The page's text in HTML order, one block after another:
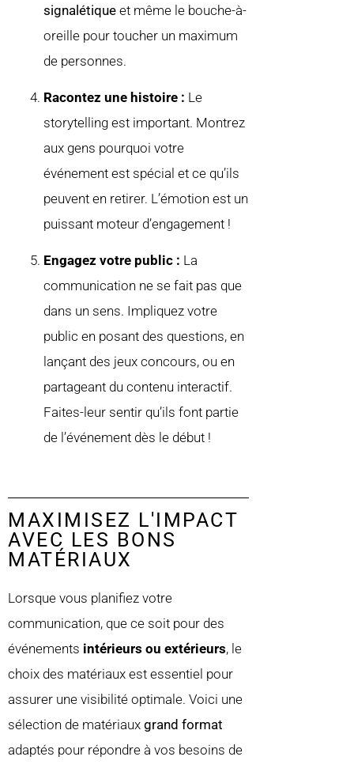
signalétique et même le bouche-à-
oreille pour toucher un maximum
de personnes.
Racontez une histoire : Le
storytelling est important. Montrez
aux gens pourquoi votre
événement est spécial et ce qu’ils
peuvent en retirer. L’émotion est un
puissant moteur d’engagement !
Engagez votre public : La
communication ne se fait pas que
dans un sens. Impliquez votre
public en posant des questions, en
lançant des jeux concours, ou en
partageant du contenu interactif.
Faites-leur sentir qu’ils font partie
de l’événement dès le début !
MAXIMISEZ L'IMPACT
AVEC LES BONS
MATÉRIAUX
Lorsque vous planifiez votre
communication, que ce soit pour des
événements intérieurs ou extérieurs, le
choix des matériaux est essentiel pour
assurer une visibilité optimale. Voici une
sélection de matériaux grand format
adaptés pour répondre à vos besoins de